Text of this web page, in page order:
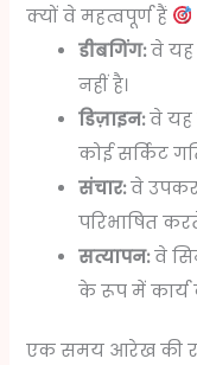
क्यों वे महत्वपूर्ण हैं
डीबगिंग:वे यह
नहीं है।
डिज़ाइन:वे यह
कोई सर्किट
संचार:वे
परिभाषित
सत्यापन:वे
के रूप में कार्य
एक समय आरेख की